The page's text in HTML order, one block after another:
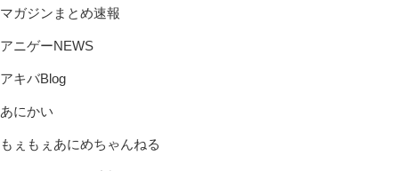
マガジンまとめ速報
アニゲーNEWS
アキバBlog
あにかい
もぇもぇあにめちゃんねる